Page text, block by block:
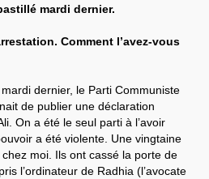
mardi dernier.
Comment l’avez-vous
mardi dernier, le Parti Communiste
de publier une déclaration
On a été le seul parti à l’avoir
a été violente. Une vingtaine
moi. Ils ont cassé la porte de
l’ordinateur de Radhia (l’avocate